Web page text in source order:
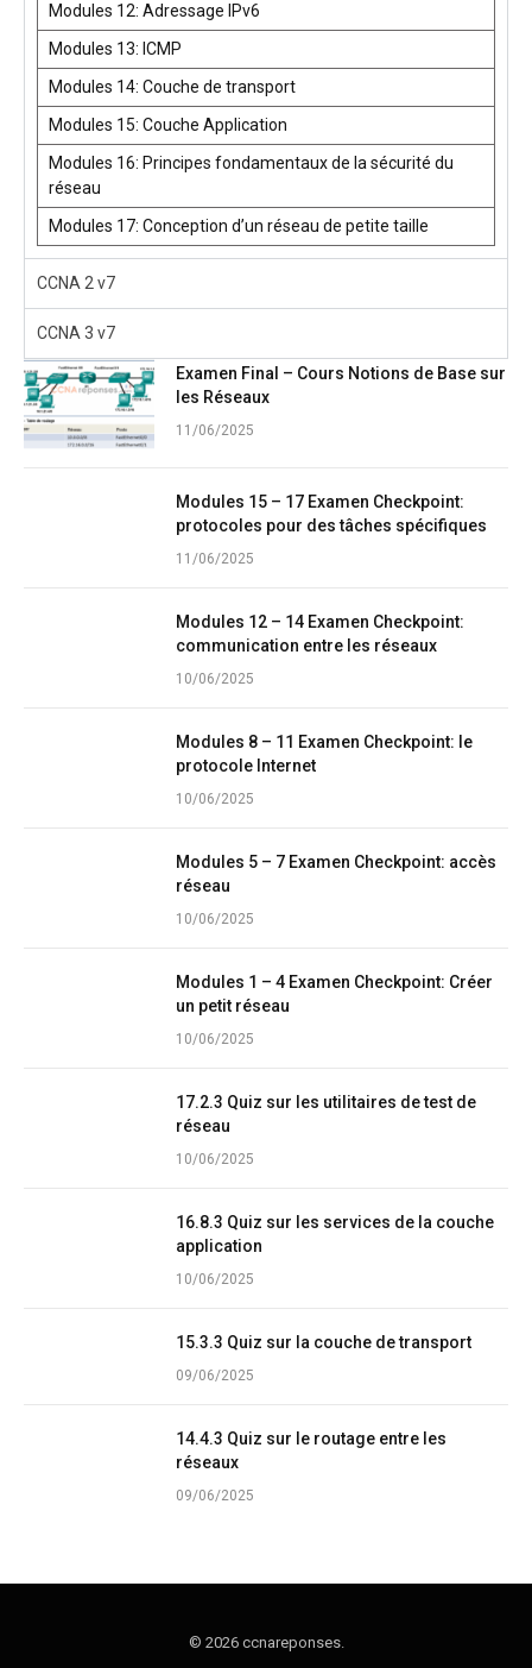
Modules 12: Adressage IPv6
Modules 13: ICMP
Modules 14: Couche de transport
Modules 15: Couche Application
Modules 16: Principes fondamentaux de la sécurité du
réseau
Modules 17: Conception d’un réseau de petite taille
CCNA 2 v7
CCNA 3 v7
Examen Final – Cours Notions de Base sur
les Réseaux
11/06/2025
Modules 15 – 17 Examen Checkpoint:
protocoles pour des tâches spécifiques
11/06/2025
Modules 12 – 14 Examen Checkpoint:
communication entre les réseaux
10/06/2025
Modules 8 – 11 Examen Checkpoint: le
protocole Internet
10/06/2025
Modules 5 – 7 Examen Checkpoint: accès
réseau
10/06/2025
Modules 1 – 4 Examen Checkpoint: Créer
un petit réseau
10/06/2025
17.2.3 Quiz sur les utilitaires de test de
réseau
10/06/2025
16.8.3 Quiz sur les services de la couche
application
10/06/2025
15.3.3 Quiz sur la couche de transport
09/06/2025
14.4.3 Quiz sur le routage entre les
réseaux
09/06/2025
© 2026 ccnareponses.